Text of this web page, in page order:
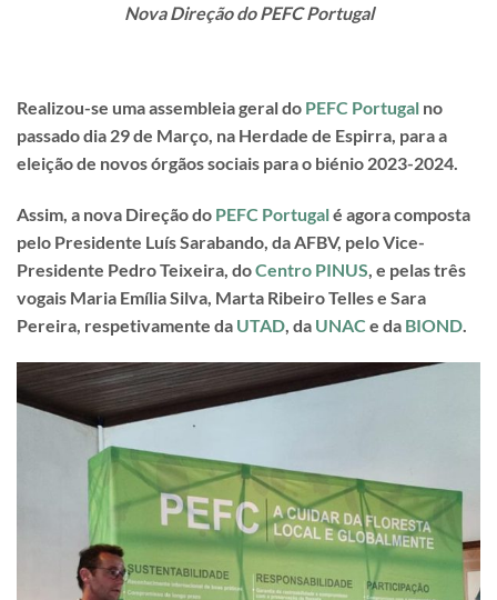
Nova Direção do PEFC Portugal
Realizou-se uma assembleia geral do PEFC Portugal no
passado dia 29 de Março, na Herdade de Espirra, para a
eleição de novos órgãos sociais para o biénio 2023-2024.
Assim, a nova Direção do PEFC Portugalé agora composta
pelo Presidente Luís Sarabando, da AFBV, pelo Vice-
Presidente Pedro Teixeira, doCentro PINUS, e pelas três
vogais Maria Emília Silva, Marta Ribeiro Telles e Sara
Pereira, respetivamente da UTAD, da UNAC e da BIOND.